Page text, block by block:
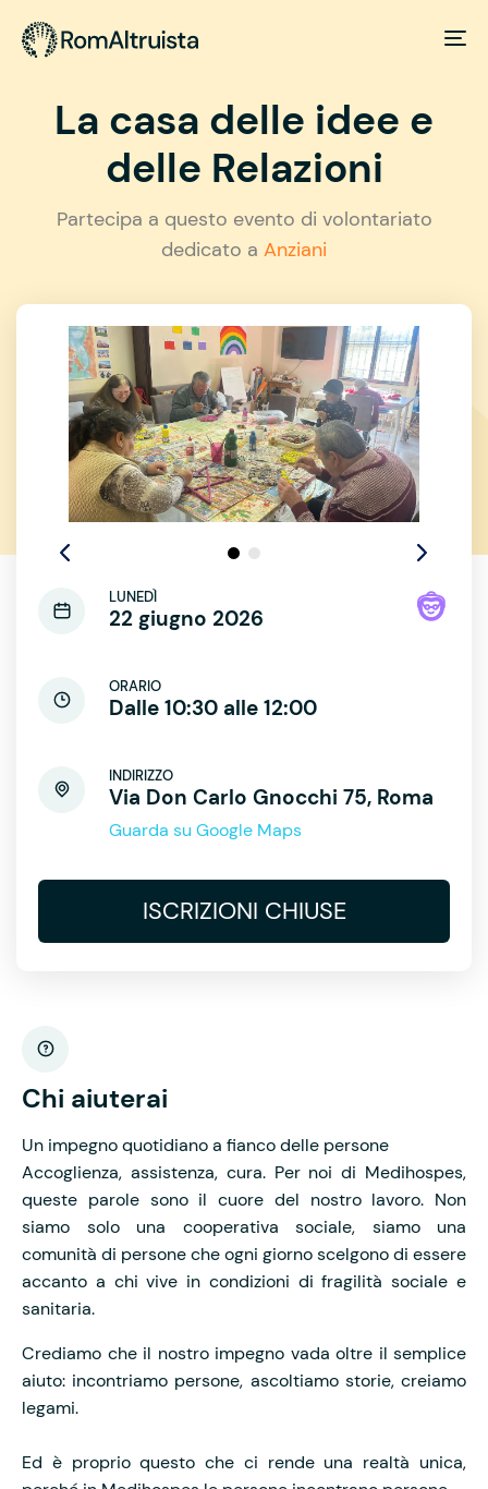
La casa delle idee e
delle Relazioni
Partecipa a questo evento di volontariato
dedicato a Anziani
LUNEDÌ
22 giugno 2026
ORARIO
Dalle 10:30 alle 12:00
INDIRIZZO
Via Don Carlo Gnocchi 75, Roma
Guarda su Google Maps
ISCRIZIONI CHIUSE
Chi aiuterai
Un impegno quotidiano a fianco delle persone
Accoglienza, assistenza, cura. Per noi di Medihospes,
queste parole sono il cuore del nostro lavoro. Non
siamo solo una cooperativa sociale, siamo una
comunità di persone che ogni giorno scelgono di essere
accanto a chi vive in condizioni di fragilità sociale e
sanitaria.
Crediamo che il nostro impegno vada oltre il semplice
aiuto: incontriamo persone, ascoltiamo storie, creiamo
legami.
Ed è proprio questo che ci rende una realtà unica,